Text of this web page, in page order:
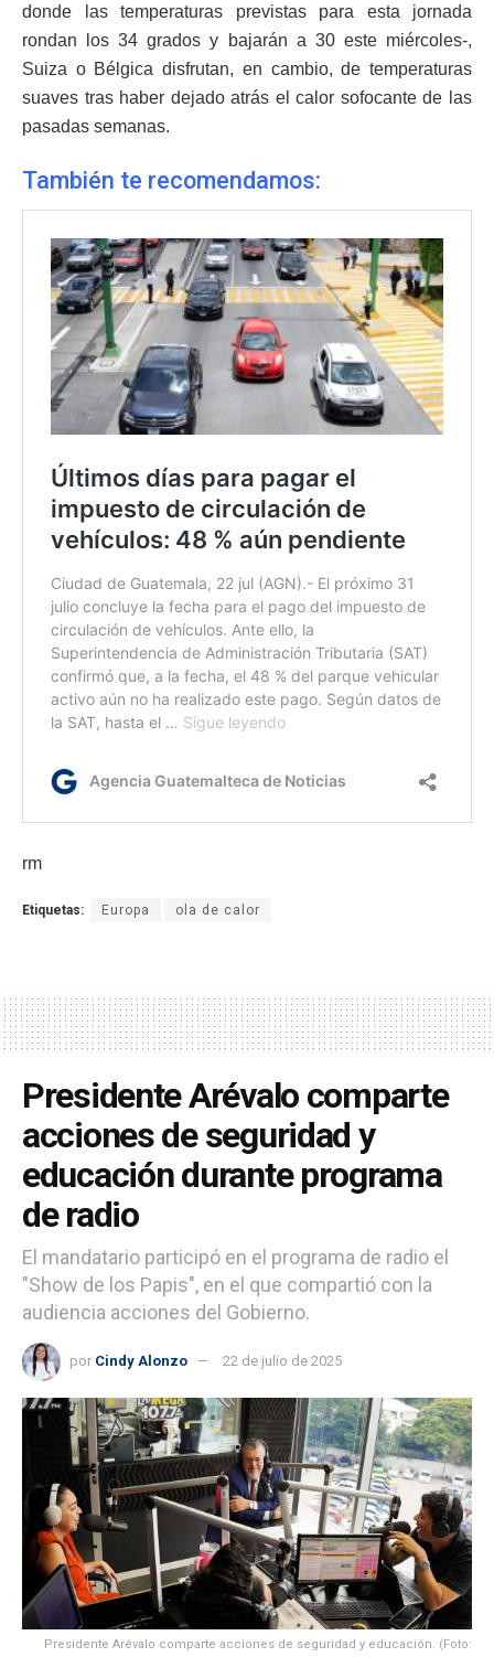
donde las temperaturas previstas para esta jornada
rondan los 34 grados y bajarán a 30 este miércoles-,
Suiza o Bélgica disfrutan, en cambio, de temperaturas
suaves tras haber dejado atrás el calor sofocante de las
pasadas semanas.
También te recomendamos:
rm
Etiquetas: Europa ola de calor
Presidente Arévalo comparte
acciones de seguridad y
educación durante programa
de radio
El mandatario participó en el programa de radio el
"Show de los Papis", en el que compartió con la
audiencia acciones del Gobierno.
por Cindy Alonzo 22 de julio de 2025
Presidente Arévalo comparte acciones de seguridad y educación. (Foto: